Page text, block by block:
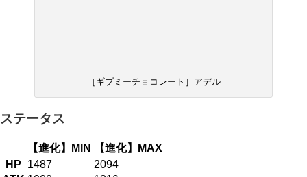
［ギブミーチョコレート］アデル
ステータス
【進化】MIN
【進化】MAX
HP
1487
2094